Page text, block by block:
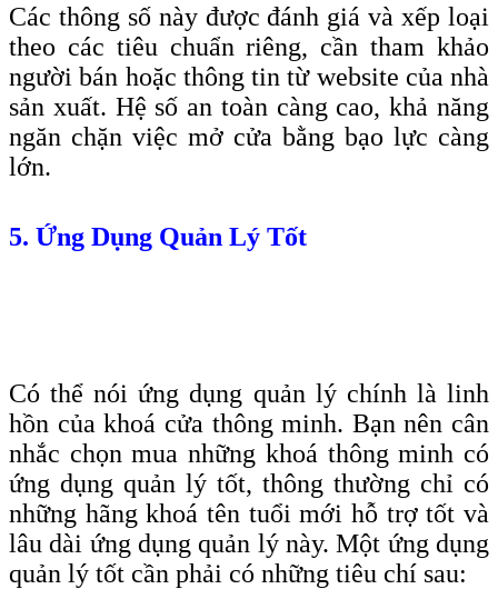
Các thông số này được đánh giá và xếp loại
theo các tiêu chuẩn riêng, cần tham khảo
người bán hoặc thông tin từ website của nhà
sản xuất. Hệ số an toàn càng cao, khả năng
ngăn chặn việc mở cửa bằng bạo lực càng
lớn.
5. Ứng Dụng Quản Lý Tốt
Có thể nói ứng dụng quản lý chính là linh
hồn của khoá cửa thông minh. Bạn nên cân
nhắc chọn mua những khoá thông minh có
ứng dụng quản lý tốt, thông thường chỉ có
những hãng khoá tên tuổi mới hỗ trợ tốt và
lâu dài ứng dụng quản lý này. Một ứng dụng
quản lý tốt cần phải có những tiêu chí sau: